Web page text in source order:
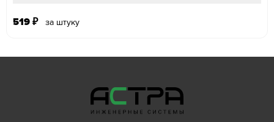
519 ₽ за штуку